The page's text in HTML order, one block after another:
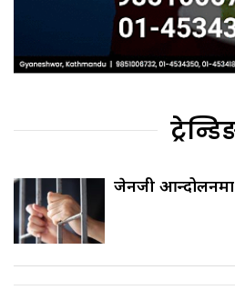
जेनजी आन्दोलनमा